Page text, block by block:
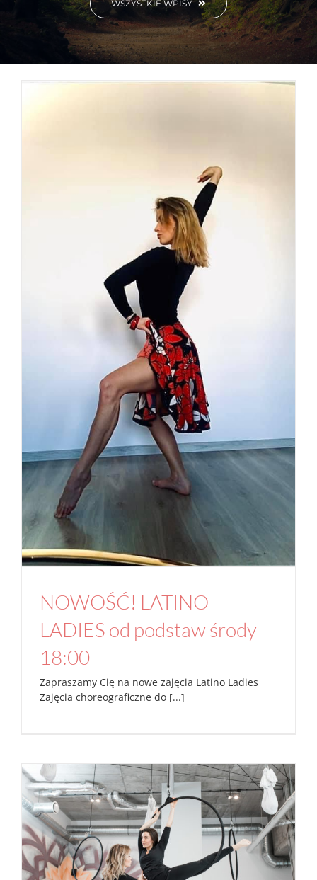
WSZYSTKIE WPISY
NOWOŚĆ! LATINO LADIES od podstaw środy
18:00
Studio zajęcia indywidualne
NOWOŚĆ! LATINO
LADIES od podstaw środy
18:00
Zapraszamy Cię na nowe zajęcia Latino Ladies
Zajęcia choreograficzne do [...]
Zajęcia indywidualne
Aktualności Joga Na macie Na rurze zajęcia
indywidualne